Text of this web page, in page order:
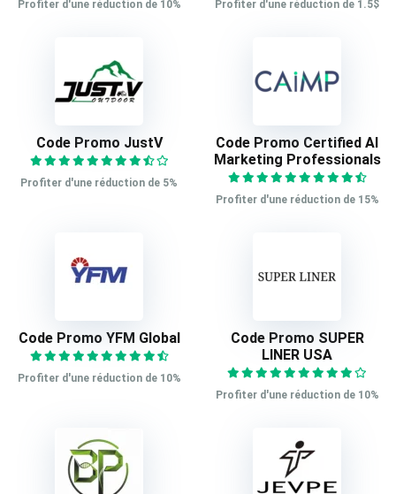
Profiter d'une réduction de 10% Profiter d'une réduction de 1.5$
Code Promo JustV
Profiter d'une réduction de 5%
Code Promo Certified AI
Marketing Professionals
Profiter d'une réduction de 15%
Code Promo YFM Global
Profiter d'une réduction de 10%
Code Promo SUPER
LINER USA
Profiter d'une réduction de 10%